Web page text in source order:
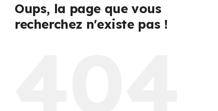
Services
Oups, la page que vous
recherchez n'existe pas !